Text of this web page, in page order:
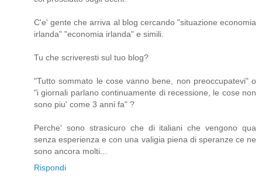
C'e' gente che arriva al blog cercando "situazione economia
irlanda" "economia irlanda" e simili.
Tu che scriveresti sul tuo blog?
"Tutto sommato le cose vanno bene, non preoccupatevi" o
"i giornali parlano continuamente di recessione, le cose non
sono piu' come 3 anni fa" ?
Perche' sono strasicuro che di italiani che vengono qua
senza esperienza e con una valigia piena di speranze ce ne
sono ancora molti...
Rispondi